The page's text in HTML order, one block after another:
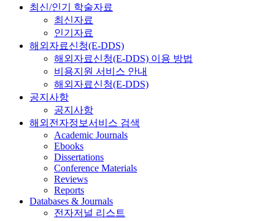
최신/인기 학술자료
최신자료
인기자료
해외자료신청(E-DDS)
해외자료신청(E-DDS) 이용 방법
비용지원 서비스 안내
해외자료신청(E-DDS)
공지사항
공지사항
해외전자정보서비스 검색
Academic Journals
Ebooks
Dissertations
Conference Materials
Reviews
Reports
Databases & Journals
전자저널 리스트